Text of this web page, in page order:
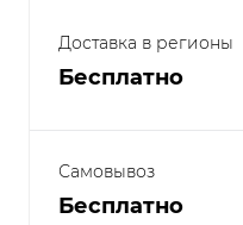
Доставка в регионы
Бесплатно
Самовывоз
Бесплатно